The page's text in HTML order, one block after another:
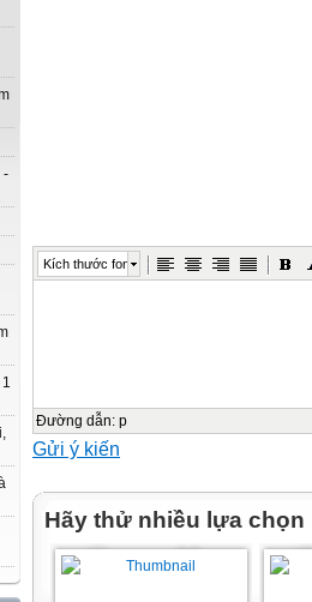
-
Kích thước font
Đường dẫn: p
Gửi ý kiến
Hãy thử nhiều lựa chọn